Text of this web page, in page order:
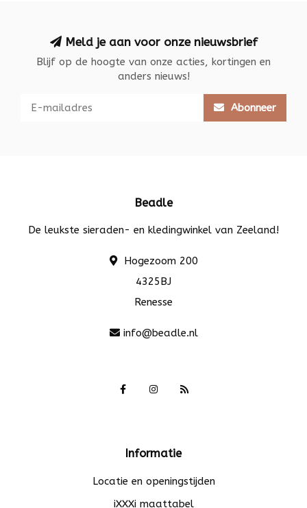
Meld je aan voor onze nieuwsbrief
Blijf op de hoogte van onze acties, kortingen en
anders nieuws!
Abonneer
Beadle
De leukste sieraden- en kledingwinkel van Zeeland!
Hogezoom 200
4325BJ
Renesse
info@beadle.nl
Informatie
Locatie en openingstijden
iXXXi maattabel